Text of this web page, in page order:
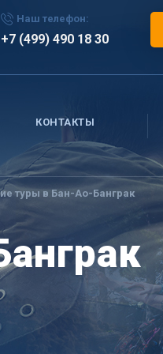
Наш телефон:
+7 (499) 490 18 30
КОНТАКТЫ
туры в Бан-Ао-Банграк